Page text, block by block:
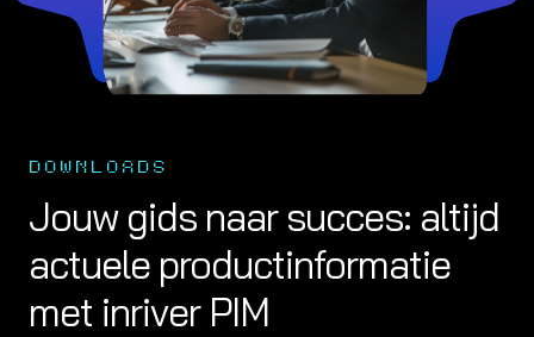
DOWNLOADS
Jouw gids naar succes: altijd
actuele productinformatie
met inriver PIM